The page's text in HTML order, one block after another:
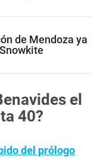
de Mendoza ya
el
40?
del prólogo